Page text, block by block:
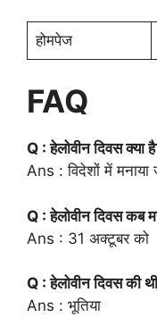
होमपेज
FAQ
Q : हेलोवीन दिवस क्या
Ans : विदेशों में मनाया
Q : हेलोवीन दिवस कब
Ans : 31 अक्टूबर को
Q : हेलोवीन दिवस की
Ans : भूतिया